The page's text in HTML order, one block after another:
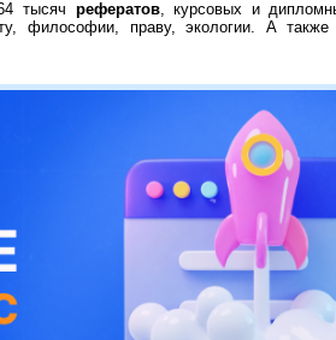
тысяч рефератов, курсовых и
философии, праву, экологии. А